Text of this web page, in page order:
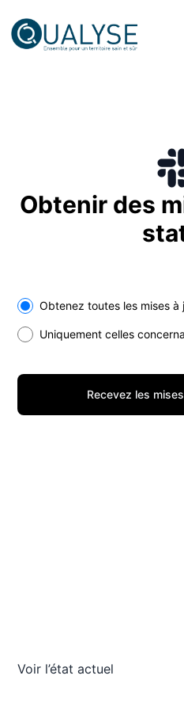
Obtenir des
Select the components you
Obtenez toutes les mises
Uniquement celles
Recevez les
Voir l’état actuel